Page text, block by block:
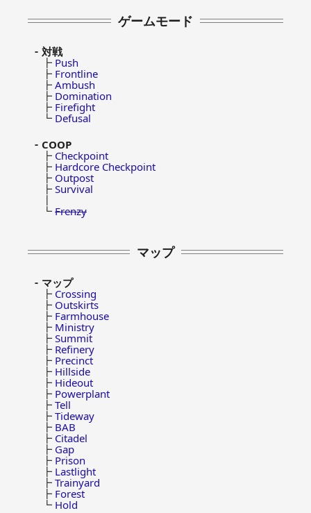
ゲームモード
対戦
┣ Push
┣ Frontline
┣ Ambush
┣ Domination
┣ Firefight
┗ Defusal
COOP
┣ Checkpoint
┣ Hardcore Checkpoint
┣ Outpost
┣ Survival
┃
┗ Frenzy
マップ
マップ
┣ Crossing
┣ Outskirts
┣ Farmhouse
┣ Ministry
┣ Summit
┣ Refinery
┣ Precinct
┣ Hillside
┣ Hideout
┣ Powerplant
┣ Tell
┣ Tideway
┣ BAB
┣ Citadel
┣ Gap
┣ Prison
┣ Lastlight
┣ Trainyard
┣ Forest
┗ Hold